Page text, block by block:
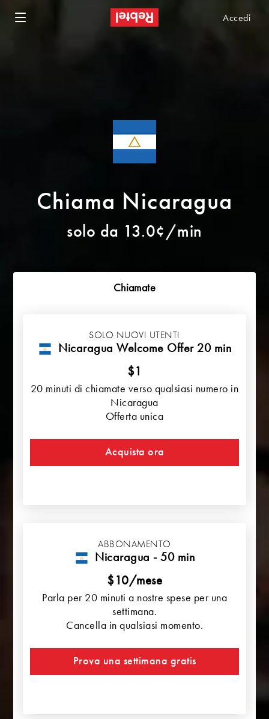
Accedi
Chiama Nicaragua
solo da 13.0¢/min
Chiamate
SOLO NUOVI UTENTI
Nicaragua Welcome Offer 20 min
$1
20 minuti di chiamate verso qualsiasi numero in
Nicaragua
Offerta unica
Acquista ora
ABBONAMENTO
Nicaragua - 50 min
$10/mese
Parla per 20 minuti a nostre spese per una
settimana.
Cancella in qualsiasi momento.
Prova una settimana gratis